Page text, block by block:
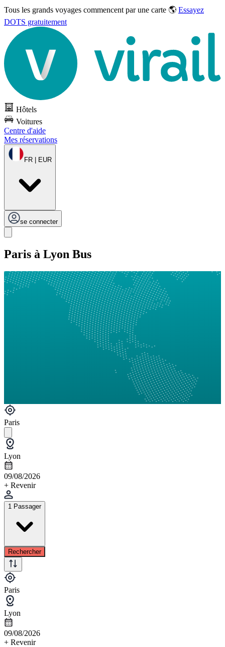
Tous les grands voyages commencent par une carte 🌎 Essayez
DOTS gratuitement
Hôtels
Voitures
Centre d'aide
Mes réservations
FR | EUR
se connecter
Paris à Lyon Bus
Paris
Lyon
09/08/2026
+ Revenir
1 Passager
Rechercher
Paris
Lyon
09/08/2026
+ Revenir